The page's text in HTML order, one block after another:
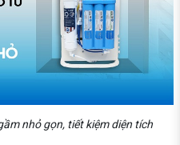
nhỏ gọn, tiết kiệm diện tích